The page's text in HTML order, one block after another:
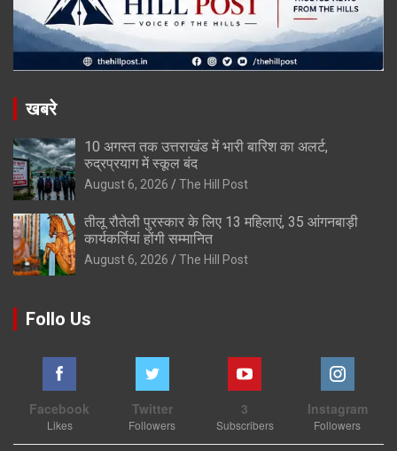
खबरे
10 अगस्त तक उत्तराखंड में भारी बारिश का अलर्ट,
रुद्रप्रयाग में स्कूल बंद
August 6, 2026 The Hill Post
तीलू रौतेली पुरस्कार के लिए 13 महिलाएं, 35 आंगनबाड़ी
कार्यकर्तियां होंगी सम्मानित
August 6, 2026 The Hill Post
Follo Us
Facebook
Likes
Twitter
Followers
3
Subscribers
Instagram
Followers